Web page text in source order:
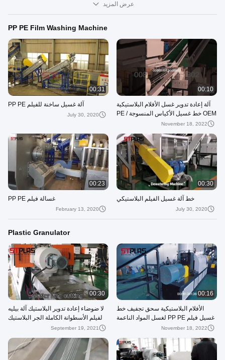
عرض المزيد
PP PE Film Washing Machine
00:10
آلة إعادة تدوير غسل الأفلام البلاستيكية
OEM خط غسيل الأكياس المنسوجة PE /
November 18, 2022
00:31
آلة غسيل ساخنة للفيلم PP PE
July 30, 2020
00:30
خط آلة غسيل الفيلم البلاستيكي
July 30, 2020
00:23
غسالة فيلم PP PE
February 13, 2020
Plastic Granulator
00:16
الأفلام البلاستيكية سحق تجفيف خط
غسيل فيلم PP PE لغسل المواد الناعمة
November 18, 2022
00:30
لا ضوضاء إعادة تدوير البلاستيك آلة بيليه
لفيلم الأسطوانة الكاملة الجر البلاستيك
September 19, 2021